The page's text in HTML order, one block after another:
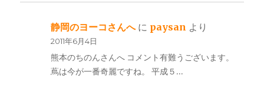
静岡のヨーコさんへに paysan より
2011年6月4日
熊本のちのんさんへ コメント有難うございます。
蔦は今が一番奇麗ですね。 平成５…